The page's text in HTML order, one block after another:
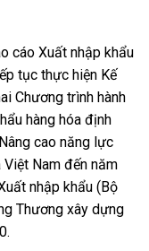
cáo Xuất nhập khẩu
tục thực hiện Kế
Chương trình hành
hàng hóa định
cao năng lực
Nam đến năm
nhập khẩu (Bộ
Thương xây dựng